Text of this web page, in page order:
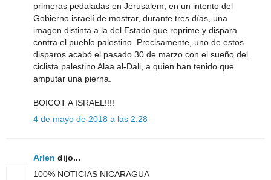
primeras pedaladas en Jerusalem, en un intento del
Gobierno israelí de mostrar, durante tres días, una
imagen distinta a la del Estado que reprime y dispara
contra el pueblo palestino. Precisamente, uno de estos
disparos acabó el pasado 30 de marzo con el sueño del
ciclista palestino Alaa al-Dali, a quien han tenido que
amputar una pierna.
BOICOT A ISRAEL!!!!
4 de mayo de 2018 a las 2:28
Arlen dijo...
100% NOTICIAS NICARAGUA